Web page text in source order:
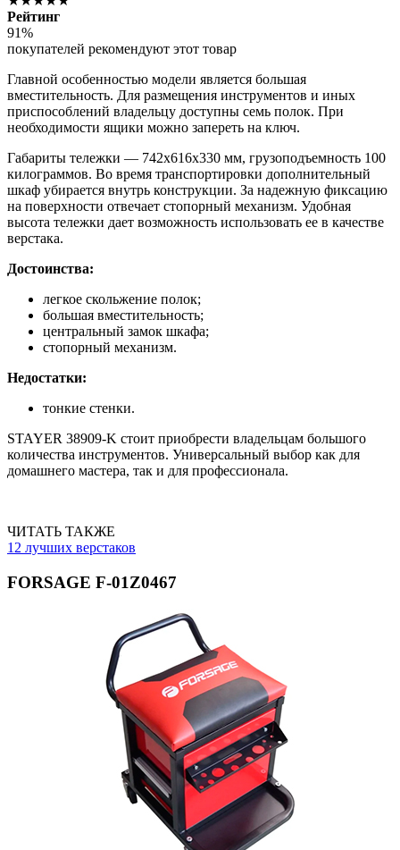
Рейтинг
91%
покупателей рекомендуют этот товар
Главной особенностью модели является большая
вместительность. Для размещения инструментов и иных
приспособлений владельцу доступны семь полок. При
необходимости ящики можно запереть на ключ.
Габариты тележки — 742х616х330 мм, грузоподъемность 100
килограммов. Во время транспортировки дополнительный
шкаф убирается внутрь конструкции. За надежную фиксацию
на поверхности отвечает стопорный механизм. Удобная
высота тележки дает возможность использовать ее в качестве
верстака.
Достоинства:
легкое скольжение полок;
большая вместительность;
центральный замок шкафа;
стопорный механизм.
Недостатки:
тонкие стенки.
STAYER 38909-K стоит приобрести владельцам большого
количества инструментов. Универсальный выбор как для
домашнего мастера, так и для профессионала.
ЧИТАТЬ ТАКЖЕ
12 лучших верстаков
FORSAGE F-01Z0467